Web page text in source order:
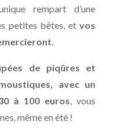
rempart d’une
petites bêtes, etvos
de piqûres et
avec un
à 100 euros , vous
même en été !